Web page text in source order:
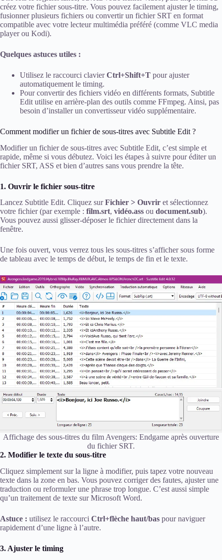
créez votre fichier sous-titre. Vous pouvez facilement ajuster le timing,
fusionner plusieurs fichiers ou convertir un fichier SRT en format
compatible avec votre lecteur multimédia préféré (comme VLC media
player ou Kodi).
Quelques astuces utiles :
Utilisez le raccourci clavierCtrl+Shift+T pour ajuster
automatiquement le timing.
Pour convertir des fichiers vidéo en différents formats, Subtitle
Edit utilise en arrière-plan des outils comme FFmpeg. Ainsi, pas
besoin d’installer un convertisseur vidéo supplémentaire.
Comment modifier un fichier de sous-titres avec Subtitle Edit ?
Modifier un fichier de sous-titres avec Subtitle Edit, c’est simple et
rapide, même si vous débutez. Voici les étapes à suivre pour éditer un
fichier SRT, ASS et bien d’autres sans vous prendre la tête.
1. Ouvrir le fichier sous-titre
Lancez Subtitle Edit. Cliquez surFichier > Ouvrir et sélectionnez
votre fichier (par exemple : film.srt, vidéo.ass ou document.sub).
Vous pouvez aussi glisser-déposer le fichier directement dans la
fenêtre.
Une fois ouvert, vous verrez tous les sous-titres s’afficher sous forme
de tableau avec le temps de début, le temps de fin et le texte.
Affichage des sous-titres du film Avengers: Endgame après ouverture
du fichier SRT.
2. Modifier le texte du sous-titre
Cliquez simplement sur la ligne à modifier, puis tapez votre nouveau
texte dans la zone en bas. Vous pouvez corriger des fautes, ajuster une
traduction ou reformuler une phrase trop longue. C’est aussi simple
qu’un traitement de texte sur Microsoft Word.
Astuce : utilisez le raccourci Ctrl+flèche haut/bas pour naviguer
rapidement d’une ligne à l’autre.
3. Ajuster le timing